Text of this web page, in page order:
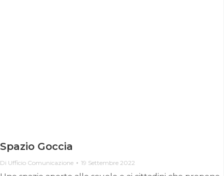
Spazio Goccia
Di Ufficio Comunicazione 19 Settembre 2022